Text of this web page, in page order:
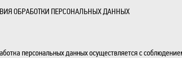
ОБРАБОТКИ ПЕРСОНАЛЬНЫХ ДАННЫХ
персональных данных осуществляется с